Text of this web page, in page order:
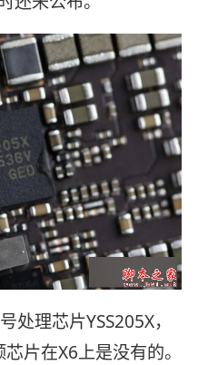
理芯片YSS205X，
片在X6上是没有的。